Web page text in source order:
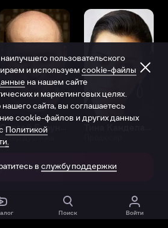
Актёр дубляжа
в приложении
Поиск Войти
пользовательского
и используем cookie-файлы
на нашем сайте
и маркетинговых целях.
сайта, вы соглашаетесь
cookie-файлов и других данных
Политикой
в службу поддержки